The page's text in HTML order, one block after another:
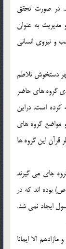
در صورت تحقق
به عنوان
و نیروى انسانى
دستخوش تلاطم
گروه هاى حاضر
ارائه کرده است. دراین
مواضع گروه هاى
قرآن این گروه ها
جاى مى گیرند
(ص) بوده اند که در
ایجاد نمى شد.
الا ایمانا